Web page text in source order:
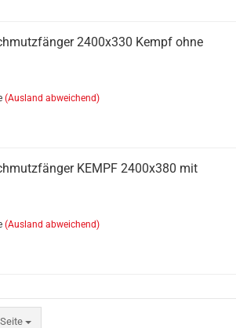
Festhälften
Stecker
2400x330 Kempf ohne
(Ausland abweichend)
KEMPF 2400x380 mit
(Ausland abweichend)